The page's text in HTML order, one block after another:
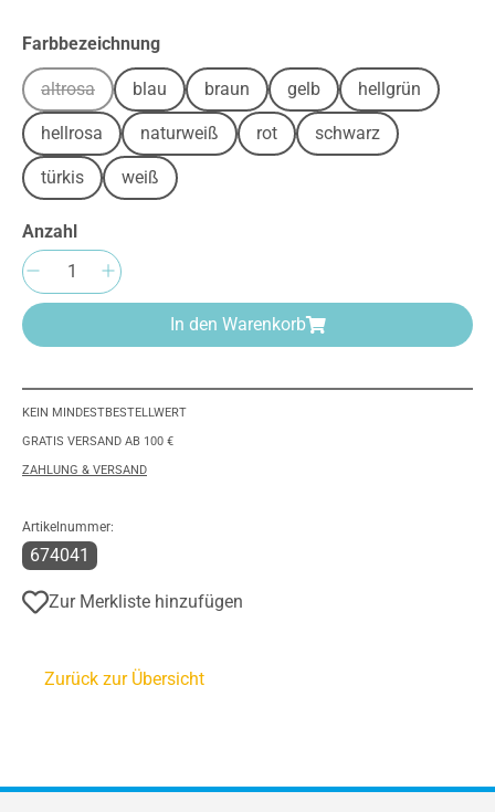
Farbbezeichnungauswählen
altrosa(Diese Option ist zurzeit nicht verfügbar.)
blau braun gelb hellgrün
hellrosa naturweiß rot schwarz
türkis weiß
Anzahl
Produkt Anzahl: Gib den gewünschten
In den Warenkorb
KEIN MINDESTBESTELLWERT
GRATIS VERSAND AB 100 €
ZAHLUNG & VERSAND
Artikelnummer:
674041
Zur Merkliste hinzufügen
Zurück zur Übersicht